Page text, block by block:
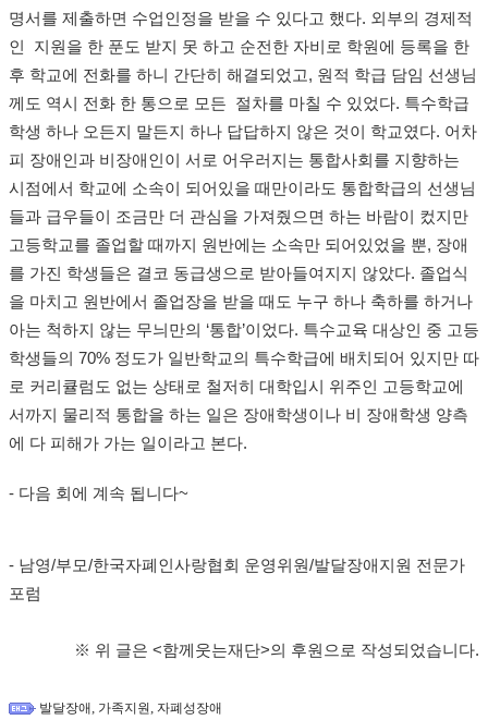
명서를 제출하면 수업인정을 받을 수 있다고 했다. 외부의 경제적
인 지원을 한 푼도 받지 못 하고 순전한 자비로 학원에 등록을 한
후 학교에 전화를 하니 간단히 해결되었고, 원적 학급 담임 선생님
께도 역시 전화 한 통으로 모든 절차를 마칠 수 있었다. 특수학급
학생 하나 오든지 말든지 하나 답답하지 않은 것이 학교였다. 어차
피 장애인과 비장애인이 서로 어우러지는 통합사회를 지향하는
시점에서 학교에 소속이 되어있을 때만이라도 통합학급의 선생님
들과 급우들이 조금만 더 관심을 가져줬으면 하는 바람이 컸지만
고등학교를 졸업할 때까지 원반에는 소속만 되어있었을 뿐, 장애
를 가진 학생들은 결코 동급생으로 받아들여지지 않았다. 졸업식
을 마치고 원반에서 졸업장을 받을 때도 누구 하나 축하를 하거나
아는 척하지 않는 무늬만의 ‘통합’이었다. 특수교육 대상인 중 고등
학생들의 70% 정도가 일반학교의 특수학급에 배치되어 있지만 따
로 커리큘럼도 없는 상태로 철저히 대학입시 위주인 고등학교에
서까지 물리적 통합을 하는 일은 장애학생이나 비 장애학생 양측
에 다 피해가 가는 일이라고 본다.
- 다음 회에 계속 됩니다~
- 남영/부모/한국자폐인사랑협회 운영위원/발달장애지원 전문가
포럼
※ 위 글은 <함께웃는재단>의 후원으로 작성되었습니다.​
발달장애 가족지원 자폐성장애